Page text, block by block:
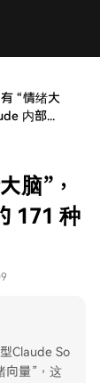
“情绪大
内部...
脑”，
171 种
Claude So
向量”，这